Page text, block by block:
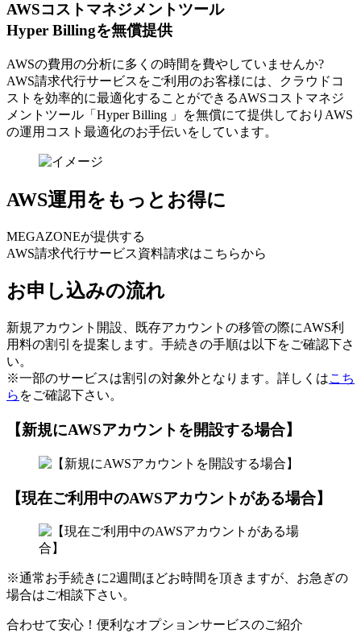
AWSコストマネジメントツール
Hyper Billingを無償提供
AWSの費⽤の分析に多くの時間を費やしていませんか?
AWS請求代⾏サービスをご利⽤のお客様には、クラウドコ
ストを効率的に最適化することができるAWSコストマネジ
メントツール「Hyper Billing 」を無償にて提供しておりAWS
の運⽤コスト最適化のお⼿伝いをしています。
AWS運用をもっとお得に
MEGAZONEが提供する
AWS請求代行サービス資料請求はこちらから
お申し込みの流れ
新規アカウント開設、既存アカウントの移管の際にAWS利
用料の割引を提案します。手続きの手順は以下をご確認下さ
い。
※一部のサービスは割引の対象外となります。詳しくはこち
ら をご確認下さい。
【新規にAWSアカウントを開設する場合】
【現在ご利用中のAWSアカウントがある場合】
※通常お手続きに2週間ほどお時間を頂きますが、お急ぎの
場合はご相談下さい。
合わせて安心！便利なオプションサービスのご紹介